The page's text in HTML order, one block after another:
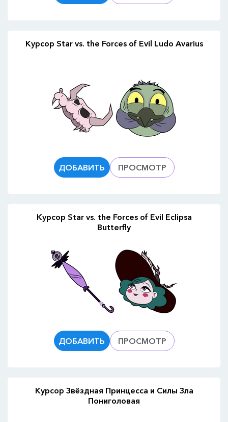
Курсор Star vs. the Forces of Evil Ludo Avarius
ДОБАВИТЬ ПРОСМОТР
Курсор Star vs. the Forces of Evil Eclipsa
Butterfly
ДОБАВИТЬ ПРОСМОТР
Курсор Звёздная Принцесса и Силы Зла
Пониголовая